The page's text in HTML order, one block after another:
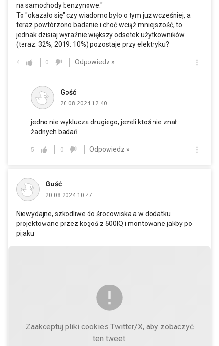
na samochody benzynowe."
To "okazało się" czy wiadomo było o tym już wcześniej, a
teraz powtórzono badanie i choć wciąż mniejszość, to
jednak dzisiaj wyraźnie większy odsetek użytkowników
(teraz: 32%, 2019: 10%) pozostaje przy elektryku?
4 0 Odpowiedz »
Gość
20.08.2024 12:40
jedno nie wyklucza drugiego, jeżeli ktoś nie znał
żadnych badań
5 0 Odpowiedz »
Gość
20.08.2024 10:47
Niewydajne, szkodliwe do środowiska a w dodatku
projektowane przez kogoś z 500IQ i montowane jakby po
pijaku
Zaakceptuj pliki cookies Twitter/X, aby zobaczyć
ten tweet.